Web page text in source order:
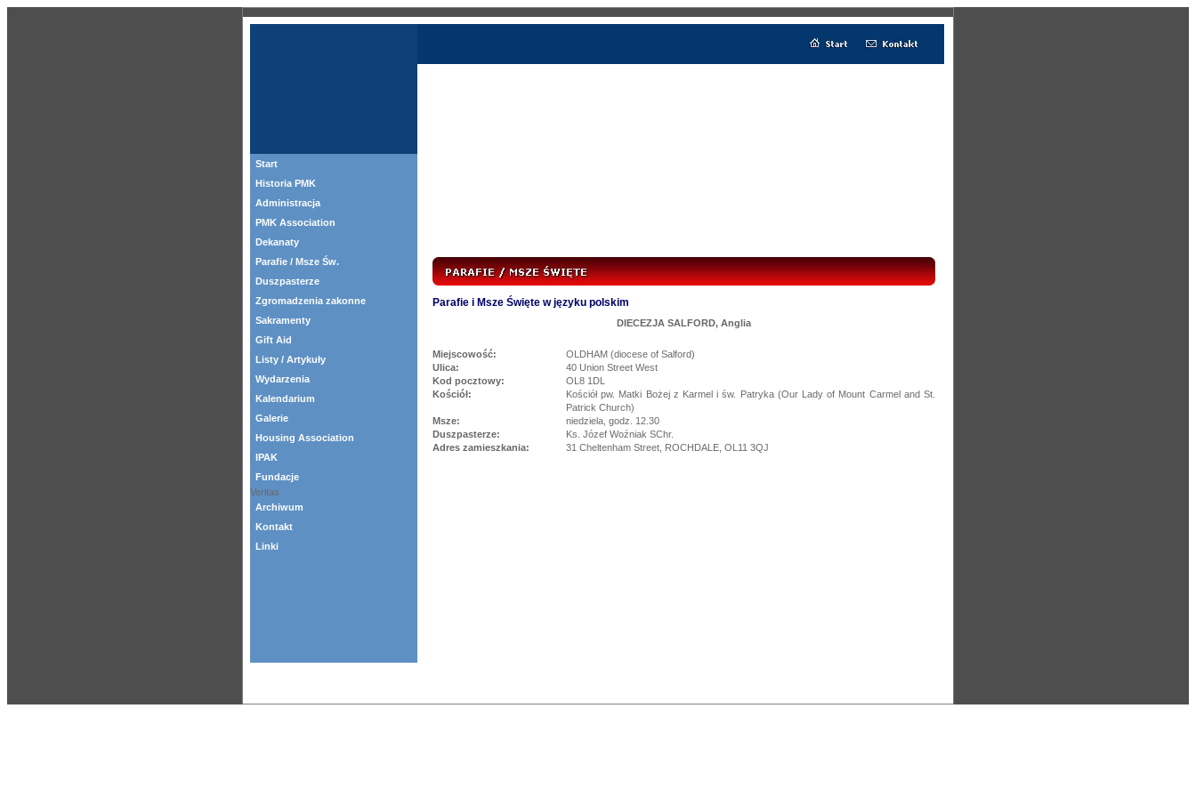
Start
Historia PMK
Administracja
PMK Association
Dekanaty
Parafie / Msze Św.
Duszpasterze
Zgromadzenia zakonne
Sakramenty
Gift Aid
Listy / Artykuły
Wydarzenia
Kalendarium
Galerie
Housing Association
IPAK
Fundacje
Veritas
Archiwum
Kontakt
Linki
Parafie i Msze Święte w języku polskim
DIECEZJA SALFORD, Anglia
Miejscowość:
OLDHAM (diocese of Salford)
Ulica:
40 Union Street West
Kod pocztowy:
OL8 1DL
Kościół:
Kościół pw. Matki Bożej z Karmel i św. Patryka (Our Lady of Mount Carmel and St.
Patrick Church)
Msze:
niedziela, godz. 12.30
Duszpasterze:
Ks. Józef Woźniak SChr.
Adres zamieszkania:
31 Cheltenham Street, ROCHDALE, OL11 3QJ